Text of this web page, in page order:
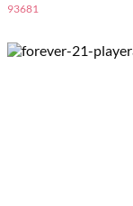
93681